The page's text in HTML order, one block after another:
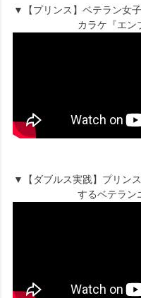
▼【プリンス】ベテラン女
カラケ『エン
▼【ダブルス実践】プリン
するベテラン